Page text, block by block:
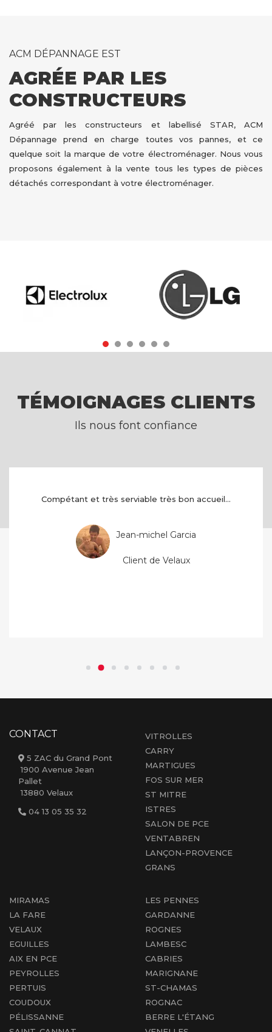
ACM DÉPANNAGE EST
AGRÉE PAR LES
CONSTRUCTEURS
Agréé par les constructeurs et labellisé STAR, ACM
Dépannage prend en charge toutes vos pannes, et ce
quelque soit la marque de votre électroménager. Nous vous
proposons également à la vente tous les types de pièces
détachés correspondant à votre électroménager.
TÉMOIGNAGES CLIENTS
Ils nous font confiance
Compétant et très serviable très bon accueil...
Jean-michel Garcia
Client de Velaux
CONTACT
5 ZAC du Grand Pont
1900 Avenue Jean
Pallet
13880 Velaux
04 13 05 35 32
VITROLLES
CARRY
MARTIGUES
FOS SUR MER
ST MITRE
ISTRES
SALON DE PCE
VENTABREN
LANÇON-PROVENCE
GRANS
MIRAMAS
LA FARE
VELAUX
EGUILLES
AIX EN PCE
PEYROLLES
PERTUIS
COUDOUX
PÉLISSANNE
LES PENNES
GARDANNE
ROGNES
LAMBESC
CABRIES
MARIGNANE
ST-CHAMAS
ROGNAC
BERRE L'ÉTANG